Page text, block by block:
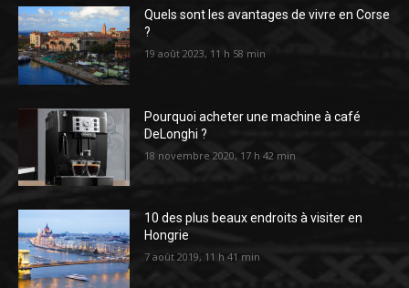
Quels sont les avantages de vivre en Corse
?
19 août 2023, 11 h 58 min
Pourquoi acheter une machine à café
DeLonghi ?
18 novembre 2020, 17 h 42 min
10 des plus beaux endroits à visiter en
Hongrie
7 août 2019, 11 h 41 min